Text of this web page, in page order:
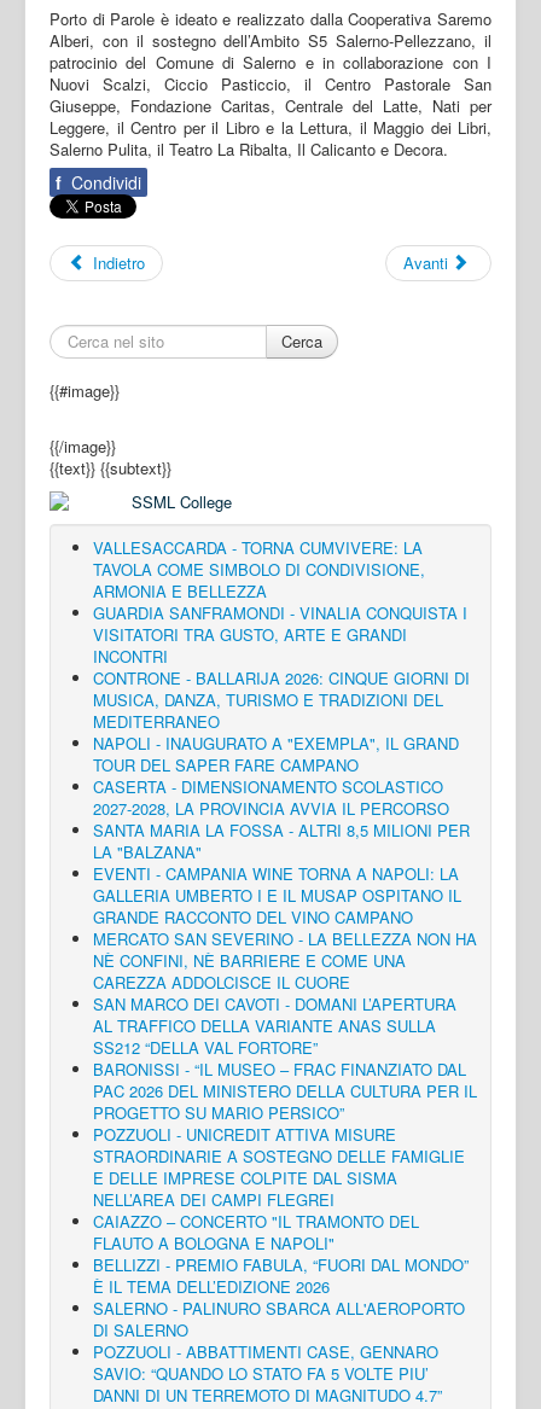
Porto di Parole è ideato e realizzato dalla Cooperativa Saremo
Alberi, con il sostegno dell’Ambito S5 Salerno-Pellezzano, il
patrocinio del Comune di Salerno e in collaborazione con I
Nuovi Scalzi, Ciccio Pasticcio, il Centro Pastorale San
Giuseppe, Fondazione Caritas, Centrale del Latte, Nati per
Leggere, il Centro per il Libro e la Lettura, il Maggio dei Libri,
Salerno Pulita, il Teatro La Ribalta, Il Calicanto e Decora.
f Condividi
Indietro Avanti
Cerca
{{#image}}
{{/image}}
{{text}} {{subtext}}
VALLESACCARDA - TORNA CUMVIVERE: LA
TAVOLA COME SIMBOLO DI CONDIVISIONE,
ARMONIA E BELLEZZA
GUARDIA SANFRAMONDI - VINALIA CONQUISTA I
VISITATORI TRA GUSTO, ARTE E GRANDI
INCONTRI
CONTRONE - BALLARIJA 2026: CINQUE GIORNI DI
MUSICA, DANZA, TURISMO E TRADIZIONI DEL
MEDITERRANEO
NAPOLI - INAUGURATO A "EXEMPLA", IL GRAND
TOUR DEL SAPER FARE CAMPANO
CASERTA - DIMENSIONAMENTO SCOLASTICO
2027-2028, LA PROVINCIA AVVIA IL PERCORSO
SANTA MARIA LA FOSSA - ALTRI 8,5 MILIONI PER
LA "BALZANA"
EVENTI - CAMPANIA WINE TORNA A NAPOLI: LA
GALLERIA UMBERTO I E IL MUSAP OSPITANO IL
GRANDE RACCONTO DEL VINO CAMPANO
MERCATO SAN SEVERINO - LA BELLEZZA NON HA
NÈ CONFINI, NÈ BARRIERE E COME UNA
CAREZZA ADDOLCISCE IL CUORE
SAN MARCO DEI CAVOTI - DOMANI L’APERTURA
AL TRAFFICO DELLA VARIANTE ANAS SULLA
SS212 “DELLA VAL FORTORE”
BARONISSI - “IL MUSEO – FRAC FINANZIATO DAL
PAC 2026 DEL MINISTERO DELLA CULTURA PER IL
PROGETTO SU MARIO PERSICO”
POZZUOLI - UNICREDIT ATTIVA MISURE
STRAORDINARIE A SOSTEGNO DELLE FAMIGLIE
E DELLE IMPRESE COLPITE DAL SISMA
NELL’AREA DEI CAMPI FLEGREI
CAIAZZO – CONCERTO "IL TRAMONTO DEL
FLAUTO A BOLOGNA E NAPOLI"
BELLIZZI - PREMIO FABULA, “FUORI DAL MONDO”
È IL TEMA DELL’EDIZIONE 2026
SALERNO - PALINURO SBARCA ALL'AEROPORTO
DI SALERNO
POZZUOLI - ABBATTIMENTI CASE, GENNARO
SAVIO: “QUANDO LO STATO FA 5 VOLTE PIU’
DANNI DI UN TERREMOTO DI MAGNITUDO 4.7”